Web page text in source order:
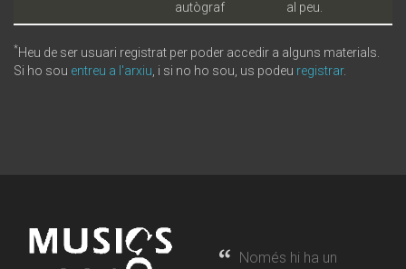
autògraf
al peu.
*Heu de ser usuari registrat per poder accedir a alguns materials.
Si ho sou entreu a l'arxiu , i si no ho sou, us podeu registrar.
Només hi ha un